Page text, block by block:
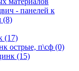
- панелей к
(8)
(17)
острые, п\сф (0)
(15)